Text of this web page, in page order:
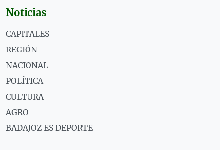
Noticias
CAPITALES
REGIÓN
NACIONAL
POLÍTICA
CULTURA
AGRO
BADAJOZ ES DEPORTE